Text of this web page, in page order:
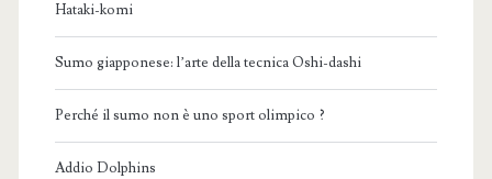
Hataki-komi
Sumo giapponese: l’arte della tecnica Oshi-dashi
Perché il sumo non è uno sport olimpico ?
Addio Dolphins